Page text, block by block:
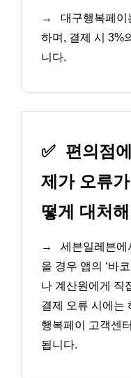
→
대구행복페이
하며, 결제 시 3%
니다.
✅ 편의점
제가 오류
떻게 대처
→
세븐일레븐에
을 경우 앱의 ‘바
나 계산원에게 직
결제 오류 시에는
행복페이 고객센
됩니다.